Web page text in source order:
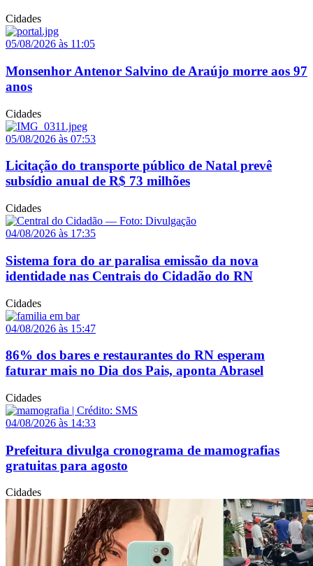
Cidades
05/08/2026 às 11:05
Monsenhor Antenor Salvino de Araújo morre aos 97
anos
Cidades
05/08/2026 às 07:53
Licitação do transporte público de Natal prevê
subsídio anual de R$ 73 milhões
Cidades
04/08/2026 às 17:35
Sistema fora do ar paralisa emissão da nova
identidade nas Centrais do Cidadão do RN
Cidades
04/08/2026 às 15:47
86% dos bares e restaurantes do RN esperam
faturar mais no Dia dos Pais, aponta Abrasel
Cidades
04/08/2026 às 14:33
Prefeitura divulga cronograma de mamografias
gratuitas para agosto
Cidades